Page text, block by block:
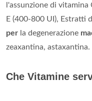
l'assunzione di
E (400-800 UI), Estratti
per la degenerazione
zeaxantina, astaxantina.
Che Vitamine